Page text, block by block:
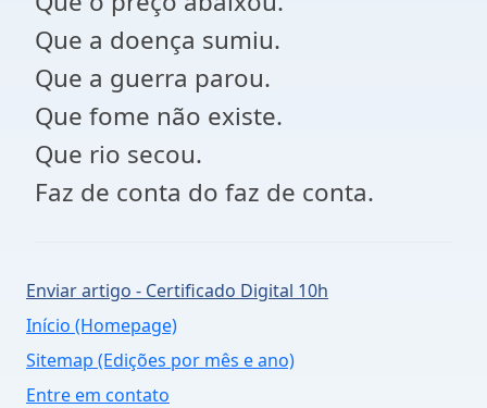
Que a doença sumiu.
Que a guerra parou.
Que fome não existe.
Que rio secou.
Faz de conta do faz de conta.
Enviar artigo - Certificado Digital 10h
Início (Homepage)
Sitemap (Edições por mês e ano)
Entre em contato